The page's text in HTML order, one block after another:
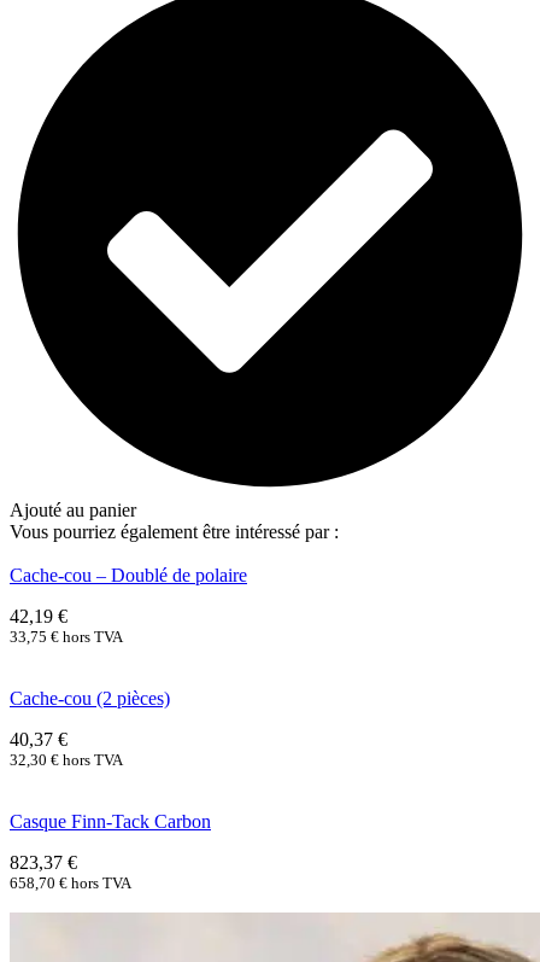
Ajouté au panier
Vous pourriez également être intéressé par :
Cache-cou – Doublé de polaire
42,19 €
33,75 € hors TVA
Cache-cou (2 pièces)
40,37 €
32,30 € hors TVA
Casque Finn-Tack Carbon
823,37 €
658,70 € hors TVA